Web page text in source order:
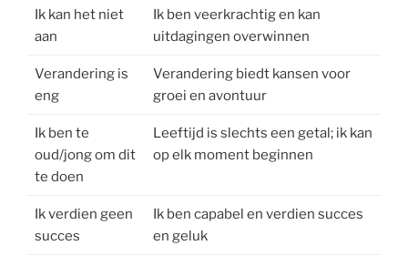
Ik kan het niet
aan
Ik ben veerkrachtig en kan
uitdagingen overwinnen
Verandering is
eng
Verandering biedt kansen voor
groei en avontuur
Ik ben te
oud/jong om dit
te doen
Leeftijd is slechts een getal; ik kan
op elk moment beginnen
Ik verdien geen
succes
Ik ben capabel en verdien succes
en geluk